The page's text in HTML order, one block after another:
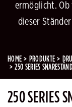
ermöglicht.
dieser
HOME PRODUKTE
250 SERIES
250 SERIES